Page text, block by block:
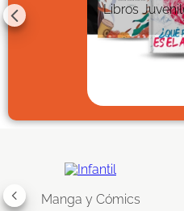
Libros
Manga y Cómics